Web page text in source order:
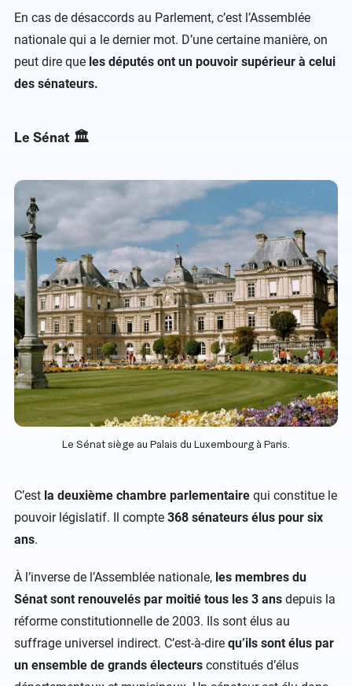
En cas de désaccords au Parlement, c’est l’Assemblée
nationale qui a le dernier mot. D’une certaine manière, on
peut dire que les députés ont un pouvoir supérieur à celui
des sénateurs.
Le Sénat 🏛️
Le Sénat siège au Palais du Luxembourg à Paris.
C’est la deuxième chambre parlementaire qui constitue le
pouvoir législatif. Il compte 368 sénateurs élus pour six
ans.
À l’inverse de l’Assemblée nationale, les membres du
Sénat sont renouvelés par moitié tous les 3 ans depuis la
réforme constitutionnelle de 2003. Ils sont élus au
suffrage universel indirect. C’est-à-dire qu’ils sont élus par
un ensemble de grands électeurs constitués d’élus